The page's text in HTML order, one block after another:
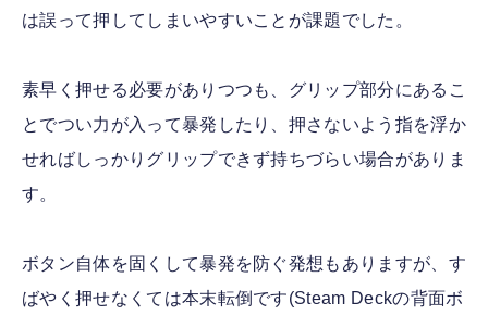
は誤って押してしまいやすいことが課題でした。
素早く押せる必要がありつつも、グリップ部分にあるこ
とでつい力が入って暴発したり、押さないよう指を浮か
せればしっかりグリップできず持ちづらい場合がありま
す。
ボタン自体を固くして暴発を防ぐ発想もありますが、す
ばやく押せなくては本末転倒です(Steam Deckの背面ボ